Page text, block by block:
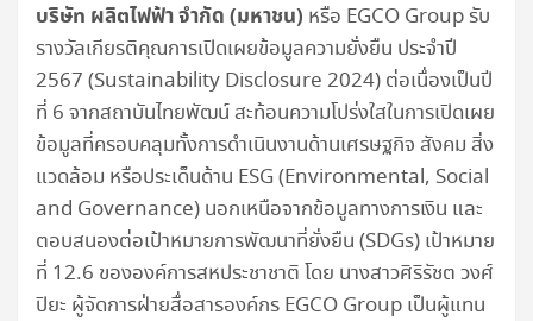
บริษัท ผลิตไฟฟ้า จำกัด (มหาชน) หรือ EGCO Group รับ
รางวัลเกียรติคุณการเปิดเผยข้อมูลความยั่งยืน ประจำปี
2567 (Sustainability Disclosure 2024) ต่อเนื่องเป็นปี
ที่ 6 จากสถาบันไทยพัฒน์ สะท้อนความโปร่งใสในการเปิดเผย
ข้อมูลที่ครอบคลุมทั้งการดำเนินงานด้านเศรษฐกิจ สังคม สิ่ง
แวดล้อม หรือประเด็นด้าน ESG (Environmental, Social
and Governance) นอกเหนือจากข้อมูลทางการเงิน และ
ตอบสนองต่อเป้าหมายการพัฒนาที่ยั่งยืน (SDGs) เป้าหมาย
ที่ 12.6 ขององค์การสหประชาชาติ โดย นางสาวศิริรัชต วงศ์
ปิยะ ผู้จัดการฝ่ายสื่อสารองค์กร EGCO Group เป็นผู้แทน